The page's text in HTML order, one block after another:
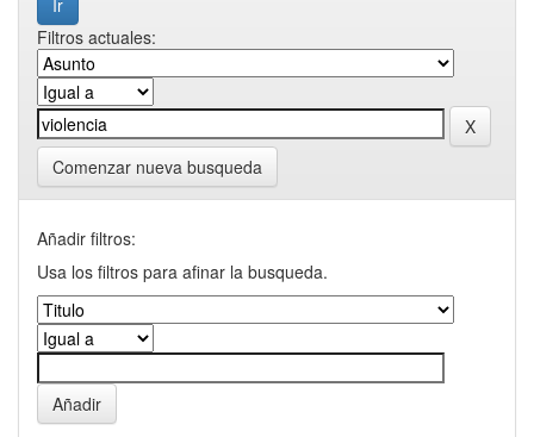
Filtros actuales:
Comenzar nueva busqueda
Añadir filtros:
Usa los filtros para afinar la busqueda.